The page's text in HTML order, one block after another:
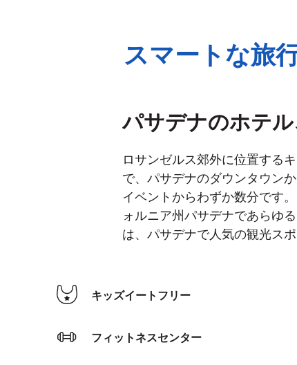
スマートな旅
パサデナのホテ
ロサンゼルス郊外に位置する
で、パサデナのダウンタウン
イベントからわずか数分です
ォルニア州パサデナであらゆ
は、パサデナで人気の観光スポ
キッズイートフリー
フィットネスセンター